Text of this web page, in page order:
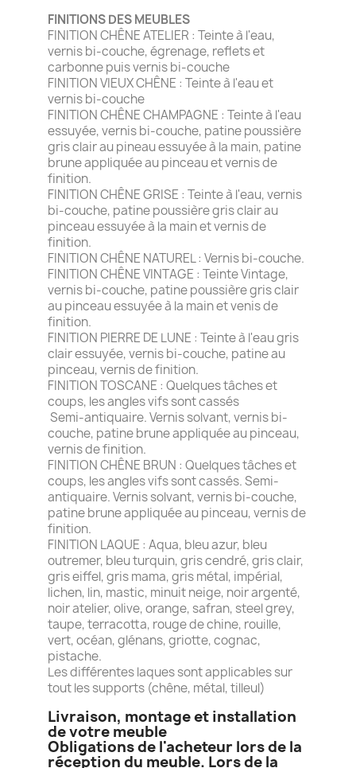
FINITIONS DES MEUBLES
FINITION CHÊNE ATELIER : Teinte à l'eau,
vernis bi-couche, égrenage, reflets et
carbonne puis vernis bi-couche
FINITION VIEUX CHÊNE : Teinte à l'eau et
vernis bi-couche
FINITION CHÊNE CHAMPAGNE : Teinte à l'eau
essuyée, vernis bi-couche, patine poussière
gris clair au pineau essuyée à la main, patine
brune appliquée au pinceau et vernis de
finition.
FINITION CHÊNE GRISE : Teinte à l'eau, vernis
bi-couche, patine poussière gris clair au
pinceau essuyée à la main et vernis de
finition.
FINITION CHÊNE NATUREL : Vernis bi-couche.
FINITION CHÊNE VINTAGE : Teinte Vintage,
vernis bi-couche, patine poussière gris clair
au pinceau essuyée à la main et venis de
finition.
FINITION PIERRE DE LUNE : Teinte à l'eau gris
clair essuyée, vernis bi-couche, patine au
pinceau, vernis de finition.
FINITION TOSCANE : Quelques tâches et
coups, les angles vifs sont cassés
Semi-antiquaire. Vernis solvant, vernis bi-
couche, patine brune appliquée au pinceau,
vernis de finition.
FINITION CHÊNE BRUN : Quelques tâches et
coups, les angles vifs sont cassés. Semi-
antiquaire. Vernis solvant, vernis bi-couche,
patine brune appliquée au pinceau, vernis de
finition.
FINITION LAQUE : Aqua, bleu azur, bleu
outremer, bleu turquin, gris cendré, gris clair,
gris eiffel, gris mama, gris métal, impérial,
lichen, lin, mastic, minuit neige, noir argenté,
noir atelier, olive, orange, safran, steel grey,
taupe, terracotta, rouge de chine, rouille,
vert, océan, glénans, griotte, cognac,
pistache.
Les différentes laques sont applicables sur
tout les supports (chêne, métal, tilleul)
Livraison, montage et installation
de votre meuble
Obligations de l'acheteur lors de la
réception du meuble. Lors de la